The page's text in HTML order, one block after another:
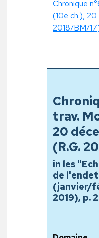
Chronique
(10e ch.), 20
2018/BM/
trav.
20
(R.G.
in les
de
(janvier/
2019), p.